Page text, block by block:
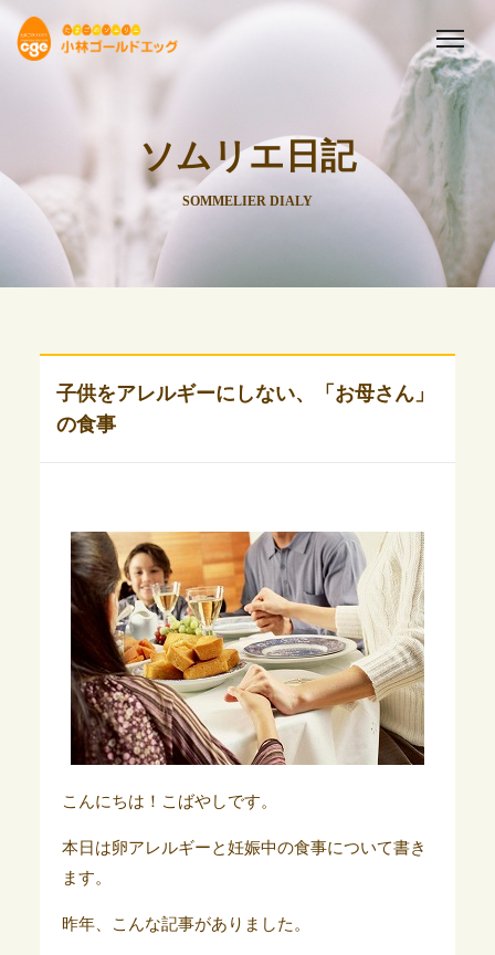
ソムリエ日記
SOMMELIER DIALY
子供をアレルギーにしない、「お母さん」
の食事
こんにちは！こばやしです。
本日は卵アレルギーと妊娠中の食事について書き
ます。
昨年、こんな記事がありました。